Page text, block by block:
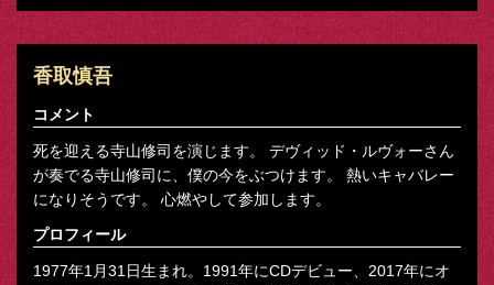
香取慎吾
コメント
死を迎える寺山修司を演じます。 デヴィッド・ルヴォーさん
が奏でる寺山修司に、僕の今をぶつけます。 熱いキャバレー
になりそうです。 心燃やして参加します。
プロフィール
1977年1月31日生まれ。1991年にCDデビュー、2017年にオ